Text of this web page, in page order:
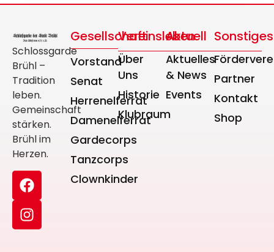
Schlossgarde
Brühl –
Tradition
leben.
Gemeinschaft
stärken.
Brühl im
Herzen.
Gesellschaft
Vorstand
Senat
Herrenelferrat
Damenelferrat
Gardecorps
Tanzcorps
Clownkinder
Vereinsleben
Über
Uns
Historie
Klubraum
Aktuell
Aktuelles
& News
Events
Sonstiges
Partner
Kontakt
Shop